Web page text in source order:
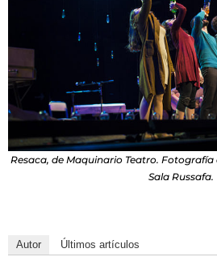
Resaca, de Maquinario Teatro.
Sala Russafa.
Autor Últimos artículos